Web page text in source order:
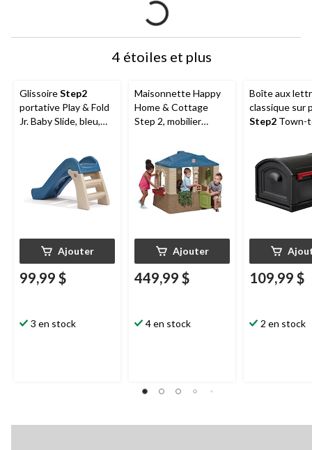
4 étoiles et plus
GlissoireStep2
portative Play & Fold
Jr. Baby Slide, bleu,
Ajouter
99,99 $
3 en stock
Maisonnette Happy
Home & Cottage
Step 2, mobilier
Ajouter
449,99 $
4 en stock
Boîte aux
classique sur
Step2 Town-
109,99 $
2 en stock